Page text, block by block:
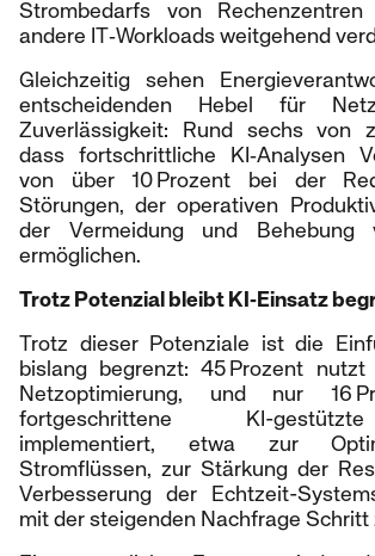
Strombedarfs von
andere IT‑Workloads weitgehend
Gleichzeitig sehen
entscheidenden Hebel für
Zuverlässigkeit: Rund sechs von
dass fortschrittliche KI‑Analysen
von über 10 Prozent bei der
Störungen, der operativen
der Vermeidung und Behebung
ermöglichen.
Trotz Potenzial bleibt KI‑Einsatz
Trotz dieser Potenziale ist die
bislang begrenzt: 45 Prozent
Netzoptimierung, und nur 16
fortgeschrittene KI-
implementiert, etwa zur
Stromflüssen, zur Stärkung der
Verbesserung der Echtzeit-
mit der steigenden Nachfrage Schritt